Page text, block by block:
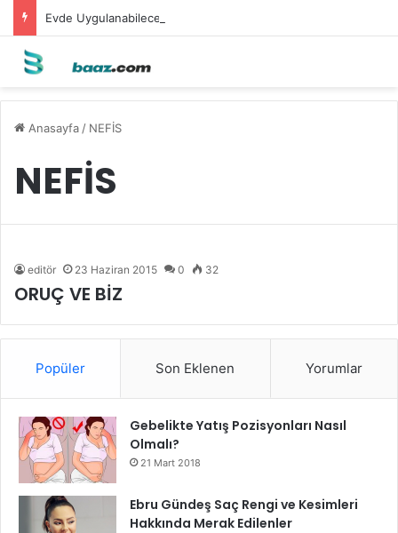
Evde Uygulanabilecek Leke Karşıtı Maskeler
Anasayfa / NEFİS
NEFİS
editör 23 Haziran 2015 0 32
ORUÇ VE BİZ
Popüler Son Eklenen Yorumlar
Gebelikte Yatış Pozisyonları Nasıl
Olmalı?
21 Mart 2018
Ebru Gündeş Saç Rengi ve Kesimleri
Hakkında Merak Edilenler